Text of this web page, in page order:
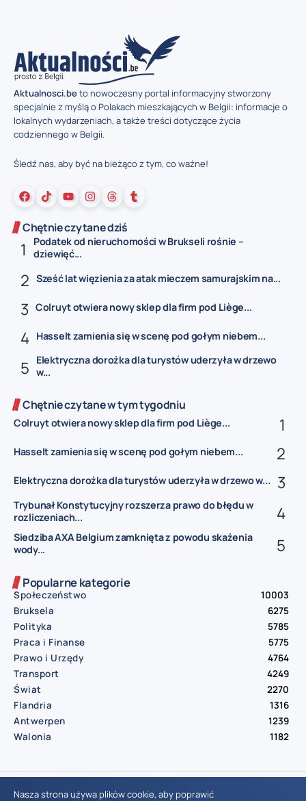
Aktualnosci.beto nowoczesny portal informacyjny stworzony
specjalnie z myślą o Polakach mieszkających w Belgii: informacje o
lokalnych wydarzeniach, a także treści dotyczące życia
codziennego w Belgii.
Śledź nas, aby być na bieżąco z tym, co ważne!
Chętnie czytane dziś
Podatek od nieruchomości w Brukseli rośnie –
dziewięć...
Sześć lat więzienia za atak mieczem samurajskim na...
Colruyt otwiera nowy sklep dla firm pod Liège...
Hasselt zamienia się w scenę pod gołym niebem...
Elektryczna dorożka dla turystów uderzyła w drzewo
w...
Chętnie czytane w tym tygodniu
Colruyt otwiera nowy sklep dla firm pod Liège...
Hasselt zamienia się w scenę pod gołym niebem...
Elektryczna dorożka dla turystów uderzyła w drzewo w...
Trybunał Konstytucyjny rozszerza prawo do błędu w
rozliczeniach...
Siedziba AXA Belgium zamknięta z powodu skażenia
wody...
Popularne kategorie
Społeczeństwo
10003
Bruksela
6275
Polityka
5785
Praca i Finanse
5775
Prawo i Urzędy
4764
Transport
4249
Świat
2270
Flandria
1316
Antwerpen
1239
Walonia
1182
© Aktualnosci.be – All Right Reserved 2016-2026
Nasza strona używa plików cookie, aby poprawić